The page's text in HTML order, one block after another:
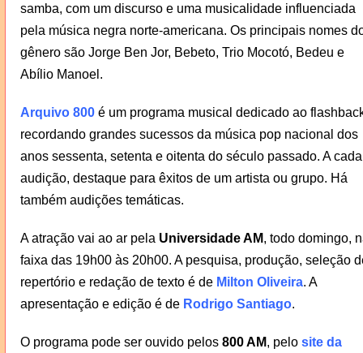
samba, com um discurso e uma musicalidade influenciada
pela música negra norte-americana. Os principais nomes
gênero são Jorge Ben Jor, Bebeto, Trio Mocotó, Bedeu e
Abílio Manoel.
Arquivo 800é um programa musical dedicado ao
recordando grandes sucessos da música pop nacional dos
anos sessenta, setenta e oitenta do século passado. A cada
audição, destaque para êxitos de um artista ou grupo. Há
também audições temáticas.
A atração vai ao ar pela Universidade AM, todo domingo,
faixa das 19h00 às 20h00. A pesquisa, produção, seleção
repertório e redação de texto é de Milton Oliveira. A
apresentação e edição é de Rodrigo Santiago.
O programa pode ser ouvido pelos 800 AM, pelo site da